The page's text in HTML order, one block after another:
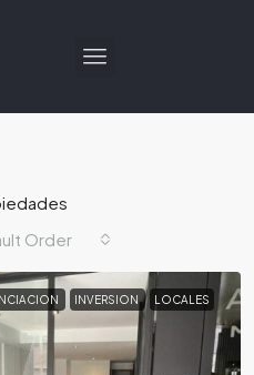
Order
INVERSION LOCALES